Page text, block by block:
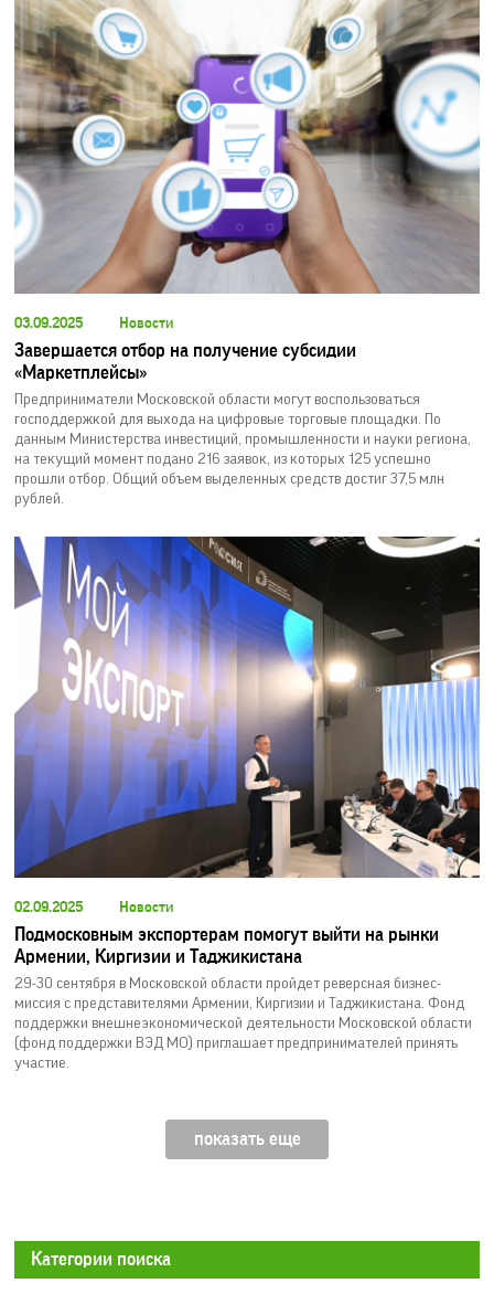
03.09.2025 Новости
Завершается отбор на получение субсидии
«Маркетплейсы»
Предприниматели Московской области могут воспользоваться
господдержкой для выхода на цифровые торговые площадки. По
данным Министерства инвестиций, промышленности и науки региона,
на текущий момент подано 216 заявок, из которых 125 успешно
прошли отбор. Общий объем выделенных средств достиг 37,5 млн
рублей.
02.09.2025 Новости
Подмосковным экспортерам помогут выйти на рынки
Армении, Киргизии и Таджикистана
29-30 сентября в Московской области пройдет реверсная бизнес-
миссия с представителями Армении, Киргизии и Таджикистана. Фонд
поддержки внешнеэкономической деятельности Московской области
(фонд поддержки ВЭД МО) приглашает предпринимателей принять
участие.
показать еще
Категории поиска